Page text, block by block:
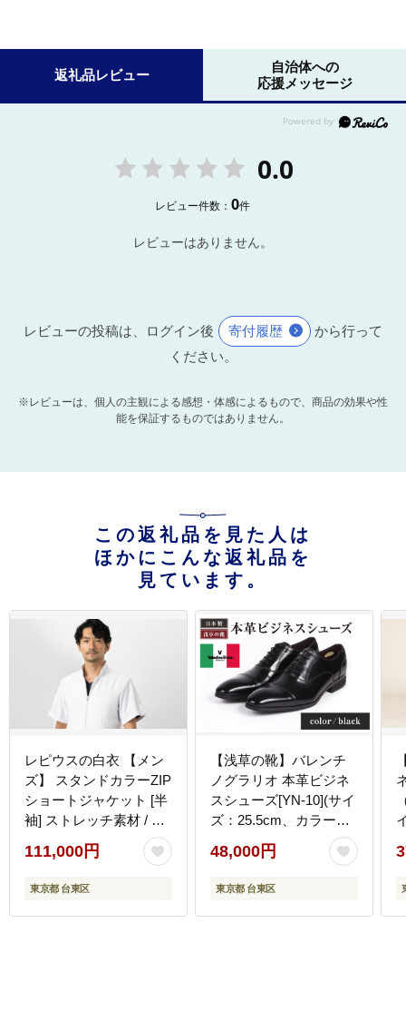
返礼品レビュー
自治体への
応援メッセージ
0.0
レビュー件数：0件
レビューはありません。
レビューの投稿は、ログイン後 寄付履歴
から行って
ください。
※レビューは、個人の主観による感想・体感によるもので、商品の効果や性
能を保証するものではありません。
この返礼品を見た人は
ほかにこんな返礼品を
見ています。
レピウスの白衣 【メン
ズ】 スタンドカラーZIP
ショートジャケット [半
袖] ストレッチ素材 / ネ
ーム刺繍付き(サイズ：
46サイズ)
111,000円
東京都 台東区
【浅草の靴】バレンチ
ノグラリオ 本革ビジネ
スシューズ[YN-10](サイ
ズ：25.5cm、カラー：
ブラック)
48,000円
東京都 台東区